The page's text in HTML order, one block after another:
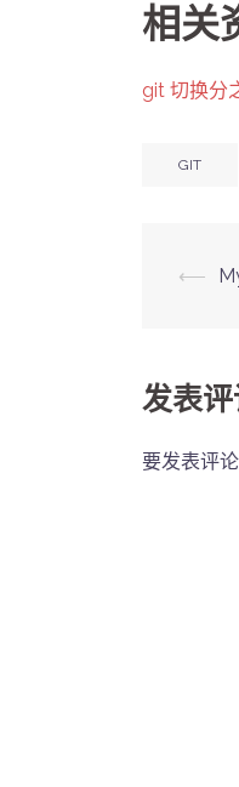
相关
git 切换分
GIT
⟵
发表
要发表评